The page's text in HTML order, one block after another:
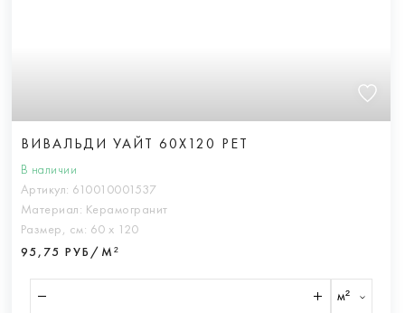
ВИВАЛЬДИ УАЙТ 60X120 РЕТ
В наличии
Артикул: 610010001537
Материал: Керамогранит
Размер, см: 60 х 120
95,75 РУБ/М²
м²